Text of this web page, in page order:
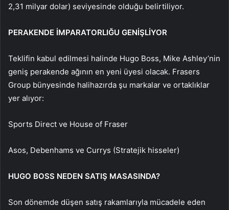
2,31 milyar dolar) seviyesinde olduğu belirtiliyor.
PERAKENDE İMPARATORLIĞU GENİŞLİYOR
Teklifin kabul edilmesi halinde Hugo Boss, Mike Ashley’nin
geniş perakende ağının en yeni üyesi olacak. Frasers
Group bünyesinde halihazırda şu markalar ve ortaklıklar
yer alıyor:
Sports Direct ve House of Fraser
Asos, Debenhams ve Currys (Stratejik hisseler)
HUGO BOSS NEDEN SATIŞ MASASINDA?
Son dönemde düşen satış rakamlarıyla mücadele eden